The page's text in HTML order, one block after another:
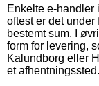
Enkelte e-handler
oftest er det
bestemt sum. I
form for levering,
Kalundborg eller
et afhentningssted.